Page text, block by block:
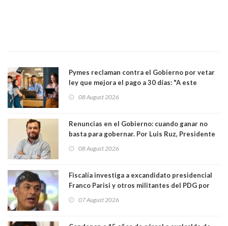
Pymes reclaman contra el Gobierno por vetar
ley que mejora el pago a 30 días: "A este
medianas empresas"
08 August 2026
Renuncias en el Gobierno: cuando ganar no
basta para gobernar. Por Luis Ruz, Presidente
08 August 2026
Fiscalía investiga a excandidato presidencial
Franco Parisi y otros militantes del PDG por
07 August 2026